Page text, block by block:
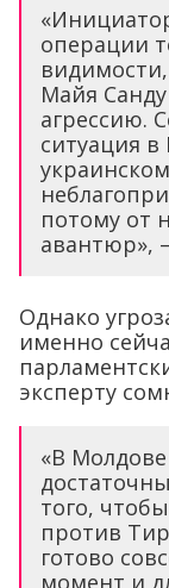
операции
Майя
агрессию.
ситуация
потому от
авантюр»,
Однако
именно
эксперту
«В
того,
против
готово
момент и